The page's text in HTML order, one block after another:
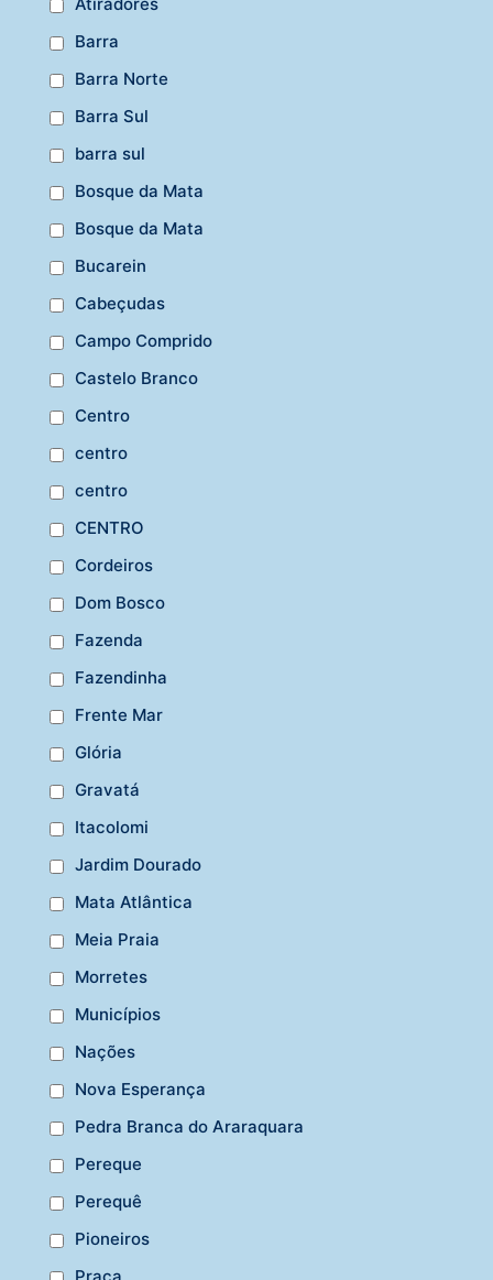
Barra
Barra Norte
Barra Sul
barra sul
Bosque da Mata
Bosque da Mata
Bucarein
Cabeçudas
Campo Comprido
Castelo Branco
Centro
centro
centro
CENTRO
Cordeiros
Dom Bosco
Fazenda
Fazendinha
Frente Mar
Glória
Gravatá
Itacolomi
Jardim Dourado
Mata Atlântica
Meia Praia
Morretes
Municípios
Nações
Nova Esperança
Pedra Branca do Araraquara
Pereque
Perequê
Pioneiros